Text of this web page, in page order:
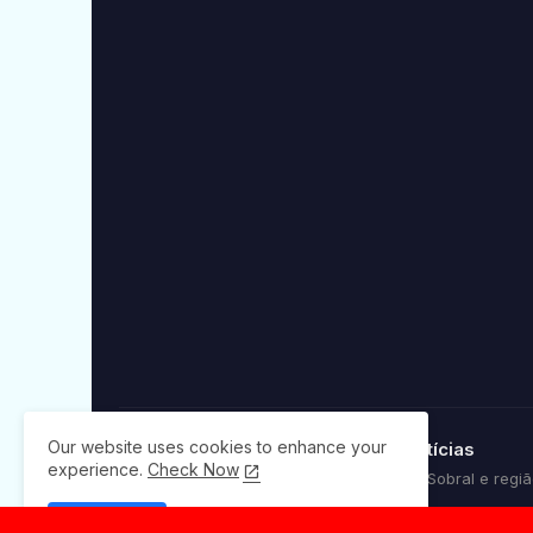
Sobral Notícias
Noticias de Sobral e
Our website uses cookies to enhance your
experience. Check Now